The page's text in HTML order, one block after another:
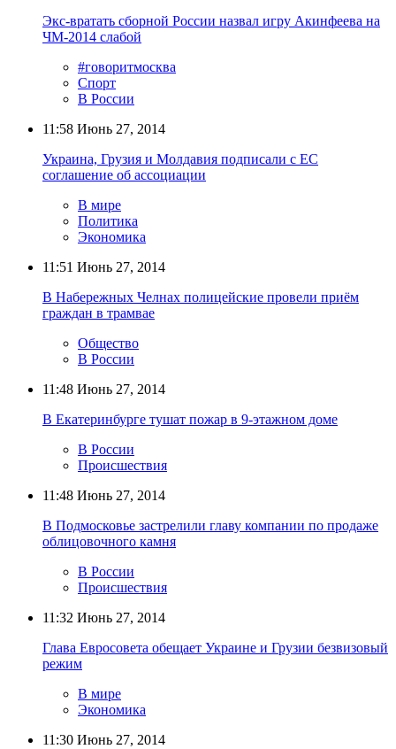
Экс-вратать сборной России назвал игру Акинфеева на
ЧМ-2014 слабой
#говоритмосква
Спорт
В России
11:58 Июнь 27, 2014
Украина, Грузия и Молдавия подписали с ЕС
соглашение об ассоциации
В мире
Политика
Экономика
11:51 Июнь 27, 2014
В Набережных Челнах полицейские провели приём
граждан в трамвае
Общество
В России
11:48 Июнь 27, 2014
В Екатеринбурге тушат пожар в 9-этажном доме
В России
Происшествия
11:48 Июнь 27, 2014
В Подмосковье застрелили главу компании по продаже
облицовочного камня
В России
Происшествия
11:32 Июнь 27, 2014
Глава Евросовета обещает Украине и Грузии безвизовый
режим
В мире
Экономика
11:30 Июнь 27, 2014